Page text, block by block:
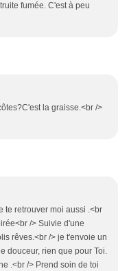
fumée. C'est à peu
la graisse.<br />
te retrouver moi aussi .<br
/> Suivie d'une
rêves.<br /> je t'envoie un
douceur, rien que pour Toi.
.<br /> Prend soin de toi